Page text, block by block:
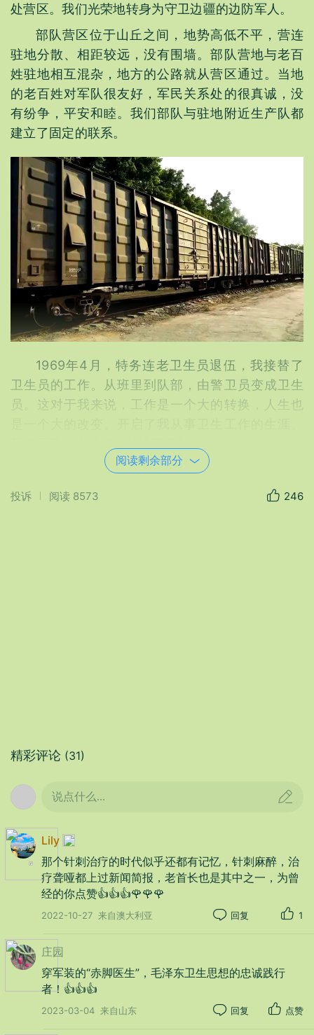
处营区。我们光荣地转身为守卫边疆的边防军人。
部队营区位于山丘之间，地势高低不平，营连
驻地分散、相距较远，没有围墙。部队营地与老百
姓驻地相互混杂，地方的公路就从营区通过。当地
的老百姓对军队很友好，军民关系处的很真诚，没
有纷争，平安和睦。我们部队与驻地附近生产队都
建立了固定的联系。
1969年4月，特务连老卫生员退伍，我接替了
卫生员的工作。从班里到队部，由警卫员变成卫生
员。这对于我来说，工作是一个大的转换，人生也
连队卫生员，其职能就是负责全连的卫生防病
工作，“官衔”相当于副班长。每个班都有一名兼职卫
1969年，全国大兴新针疗法和中医中药，给广
大患者特别是缺医少药的农村病人带来福音。这也
是贯彻落实毛主席“把医疗工作的重点放到农村去。”
阅读剩余部分
投诉 阅读 8573 246
精彩评论 (31)
说点什么...
Lily
那个针刺治疗的时代似乎还都有记忆，针刺麻醉，治
疗聋哑都上过新闻简报，老首长也是其中之一，为曾
经的你点赞👍👍👍🌹🌹🌹
2022-10-27 来自澳大利亚 回复 1
庄园
穿军装的“赤脚医生”，毛泽东卫生思想的忠诚践行
者！👍👍👍
2023-03-04 来自山东 回复 点赞